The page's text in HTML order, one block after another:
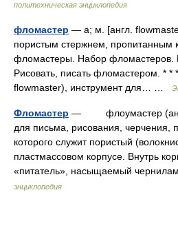
политехническая энциклопедия
фломастер — а; м. [англ.
пористым стержнем, пропитанным
фломастеры. Набор фломастеров.
Рисовать, писать фломастером. * *
flowmaster), инструмент для… …
Фломастер — флоумастер
для письма, рисования,
которого служит пористый
пластмассовом корпусе. Внутрь
«питатель», насыщаемый
энциклопедия